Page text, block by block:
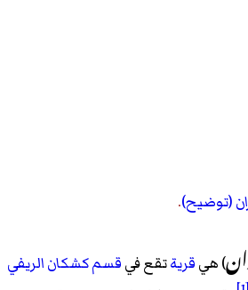
(توضيح).
) هيقريةتقع فيقسم كشكان الريفي